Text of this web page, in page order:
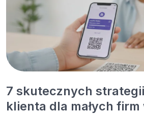
7 skutecznych
klienta dla małych